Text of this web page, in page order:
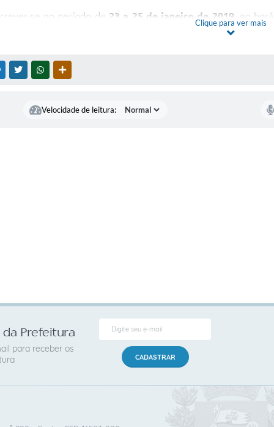
se no período de 23 a 25 de janeiro de 2019,
no
Jacob Zucchi, nº 200, Centro, Cafelândia – SP, CEP
Simplificado nº 01/2019 com as instruções estará
Clique para ver mais
MESSENGER
TWITTERWHATSAPP
Velocidade de leitura:
Prefeitura
para receber os
CADASTRAR